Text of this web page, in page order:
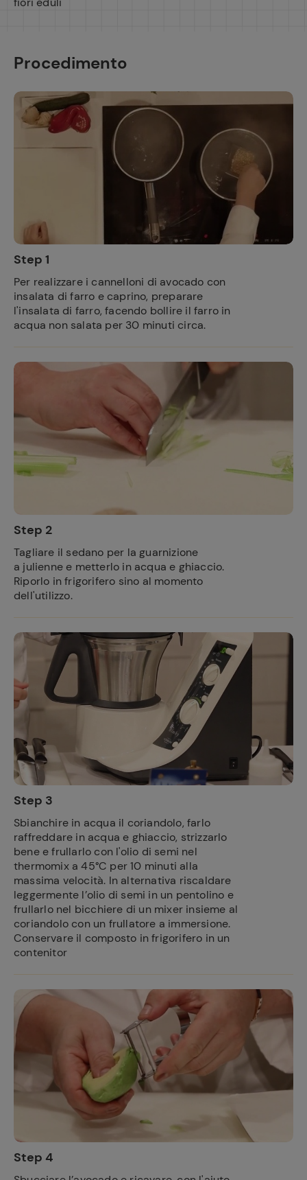
Procedimento
Step 1
Per realizzare i cannelloni di avocado con
insalata di farro e caprino, preparare
l'insalata di farro, facendo bollire il farro in
acqua non salata per 30 minuti circa.
Step 2
Tagliare il sedano per la guarnizione
a julienne e metterlo in acqua e ghiaccio.
Riporlo in frigorifero sino al momento
dell'utilizzo.
Step 3
Sbianchire in acqua il coriandolo, farlo
raffreddare in acqua e ghiaccio, strizzarlo
bene e frullarlo con l'olio di semi nel
thermomix a 45°C per 10 minuti alla
massima velocità. In alternativa riscaldare
leggermente l’olio di semi in un pentolino e
frullarlo nel bicchiere di un mixer insieme al
coriandolo con un frullatore a immersione.
Conservare il composto in frigorifero in un
contenitor
Step 4